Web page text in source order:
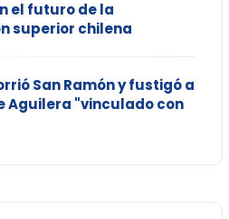
el futuro de la
superior chilena
San Ramón y fustigó a
Aguilera "vinculado con